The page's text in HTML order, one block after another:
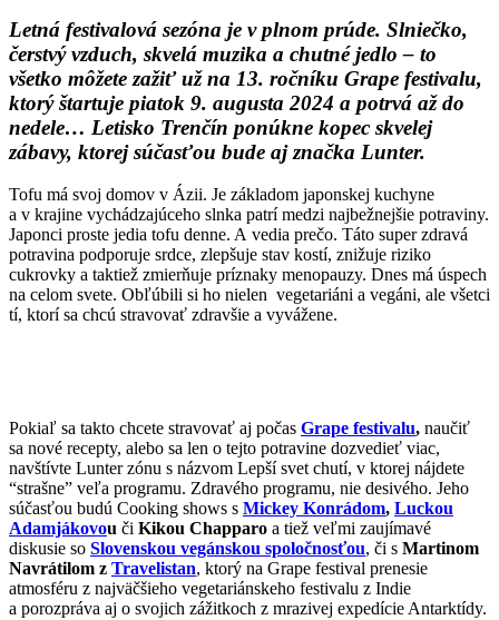
Letná festivalová sezóna je v plnom prúde. Slniečko,
čerstvý vzduch, skvelá muzika a chutné jedlo – to
všetko môžete zažiť už na 13. ročníku Grape festivalu,
ktorý štartuje piatok 9. augusta 2024 a potrvá až do
nedele… Letisko Trenčín ponúkne kopec skvelej
zábavy, ktorej súčasťou bude aj značka Lunter.
Tofu má svoj domov v Ázii. Je základom japonskej kuchyne
a v krajine vychádzajúceho slnka patrí medzi najbežnejšie potraviny.
Japonci proste jedia tofu denne. A vedia prečo. Táto super zdravá
potravina podporuje srdce, zlepšuje stav kostí, znižuje riziko
cukrovky a taktiež zmierňuje príznaky menopauzy. Dnes má úspech
na celom svete. Obľúbili si ho nielen vegetariáni a vegáni, ale všetci
tí, ktorí sa chcú stravovať zdravšie a vyvážene.
Pokiaľ sa takto chcete stravovať aj počas Grape festivalu, naučiť
sa nové recepty, alebo sa len o tejto potravine dozvedieť viac,
navštívte Lunter zónu s názvom Lepší svet chutí, v ktorej nájdete
“strašne” veľa programu. Zdravého programu, nie desivého. Jeho
súčasťou budú Cooking shows s Mickey Konrádom, Luckou
Adamjákovou či Kikou Chapparo a tiež veľmi zaujímavé
diskusie so Slovenskou vegánskou spoločnosťou, či s Martinom
Navrátilom z Travelistan, ktorý na Grape festival prenesie
atmosféru z najväčšieho vegetariánskeho festivalu z Indie
a porozpráva aj o svojich zážitkoch z mrazivej expedície Antarktídy.